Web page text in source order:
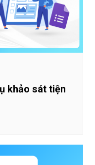
khảo sát tiện